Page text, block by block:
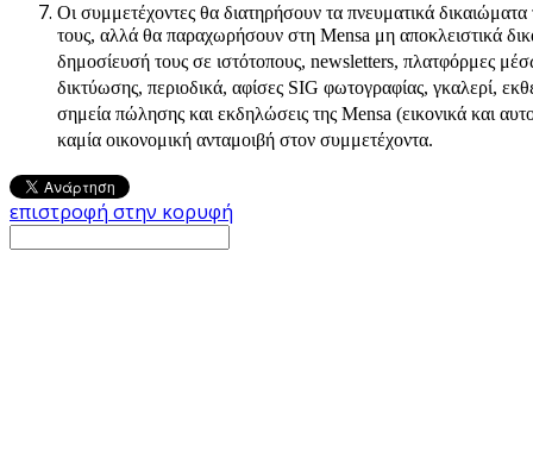
Οι συμμετέχοντες θα διατηρήσουν τα πνευματικά
τους, αλλά θα παραχωρήσουν στη Mensa μη αποκλειστικά
δημοσίευσή τους σε ιστότοπους, newsletters, πλατφόρμες
δικτύωσης, περιοδικά, αφίσες SIG φωτογραφίας, γκαλερί,
σημεία πώλησης και εκδηλώσεις της Mensa (εικονικά και
καμία οικονομική ανταμοιβή στον συμμετέχοντα.
επιστροφή στην κορυφή